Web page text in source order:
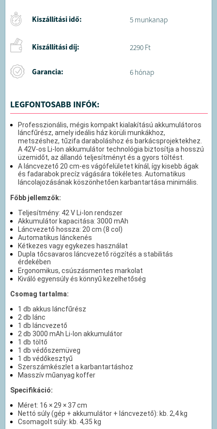
Kiszállítási idő: 5 munkanap
Kiszállítási díj: 2290 Ft
Garancia: 6 hónap
LEGFONTOSABB INFÓK:
Professzionális, mégis kompakt kialakítású akkumulátoros
láncfűrész, amely ideális ház körüli munkákhoz,
metszéshez, tűzifa daraboláshoz és barkácsprojektekhez.
A 42V-os Li-Ion akkumulátor technológia biztosítja a hosszú
üzemidőt, az állandó teljesítményt és a gyors töltést.
A láncvezető 20 cm-es vágófelületet kínál, így kisebb ágak
és fadarabok precíz vágására tökéletes. Automatikus
láncolajozásának köszönhetően karbantartása minimális.
Főbb jellemzők:
Teljesítmény: 42 V Li-Ion rendszer
Akkumulátor kapacitása: 3000 mAh
Láncvezető hossza: 20 cm (8 col)
Automatikus lánckenés
Kétkezes vagy egykezes használat
Dupla tőcsavaros láncvezető rögzítés a stabilitás
érdekében
Ergonomikus, csúszásmentes markolat
Kiváló egyensúly és könnyű kezelhetőség
Csomag tartalma:
1 db akkus láncfűrész
2 db lánc
1 db láncvezető
2 db 3000 mAh Li-Ion akkumulátor
1 db töltő
1 db védőszemüveg
1 db védőkesztyű
Szerszámkészlet a karbantartáshoz
Masszív műanyag koffer
Specifikáció:
Méret: 16 × 29 × 37 cm
Nettó súly (gép + akkumulátor + láncvezető): kb. 2,4 kg
Csomagolt súly: kb. 4,35 kg